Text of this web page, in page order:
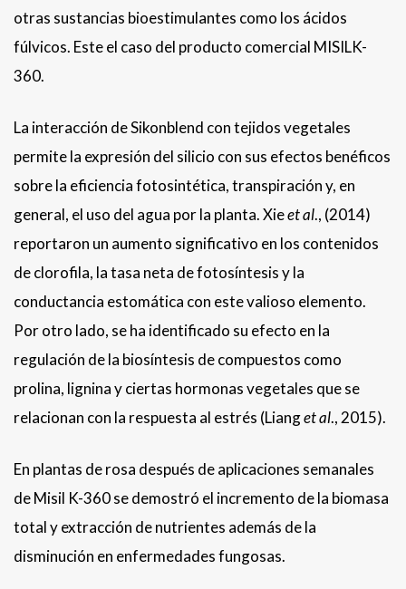
otras sustancias bioestimulantes como los ácidos
fúlvicos. Este el caso del producto comercial MISILK-
360.
La interacción de Sikonblend con tejidos vegetales
permite la expresión del silicio con sus efectos benéficos
sobre la eficiencia fotosintética, transpiración y, en
general, el uso del agua por la planta. Xieet al., (2014)
reportaron un aumento significativo en los contenidos
de clorofila, la tasa neta de fotosíntesis y la
conductancia estomática con este valioso elemento.
Por otro lado, se ha identificado su efecto en la
regulación de la biosíntesis de compuestos como
prolina, lignina y ciertas hormonas vegetales que se
relacionan con la respuesta al estrés (Lianget al., 2015).
En plantas de rosa después de aplicaciones semanales
de Misil K-360 se demostró el incremento de la biomasa
total y extracción de nutrientes además de la
disminución en enfermedades fungosas.